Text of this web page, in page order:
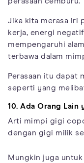
Jika kita merasa iri
kerja, energi
mempengaruhi
terbawa dalam
Perasaan itu dapat
seperti yang
10. Ada Orang Lain
Arti mimpi gigi
dengan gigi milik
Mungkin juga